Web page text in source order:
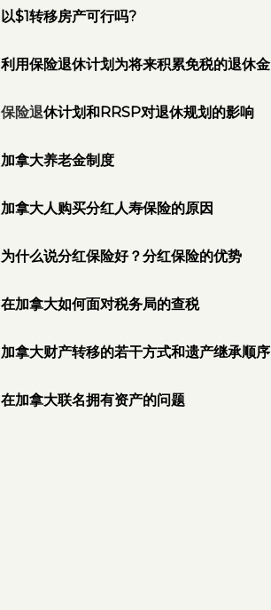
以$1转移房产可行吗?
利用保险退休计划为将来积累免税的退休金
保险退休计划和RRSP对退休规划的影响
加拿大养老金制度
加拿大人购买分红人寿保险的原因
为什么说分红保险好？分红保险的优势
在加拿大如何面对税务局的查税
加拿大财产转移的若干方式和遗产继承顺序
在加拿大联名拥有资产的问题